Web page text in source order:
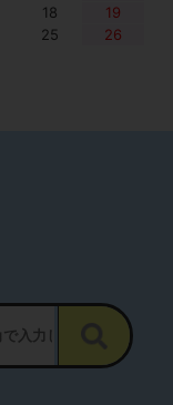
18
19
25
26